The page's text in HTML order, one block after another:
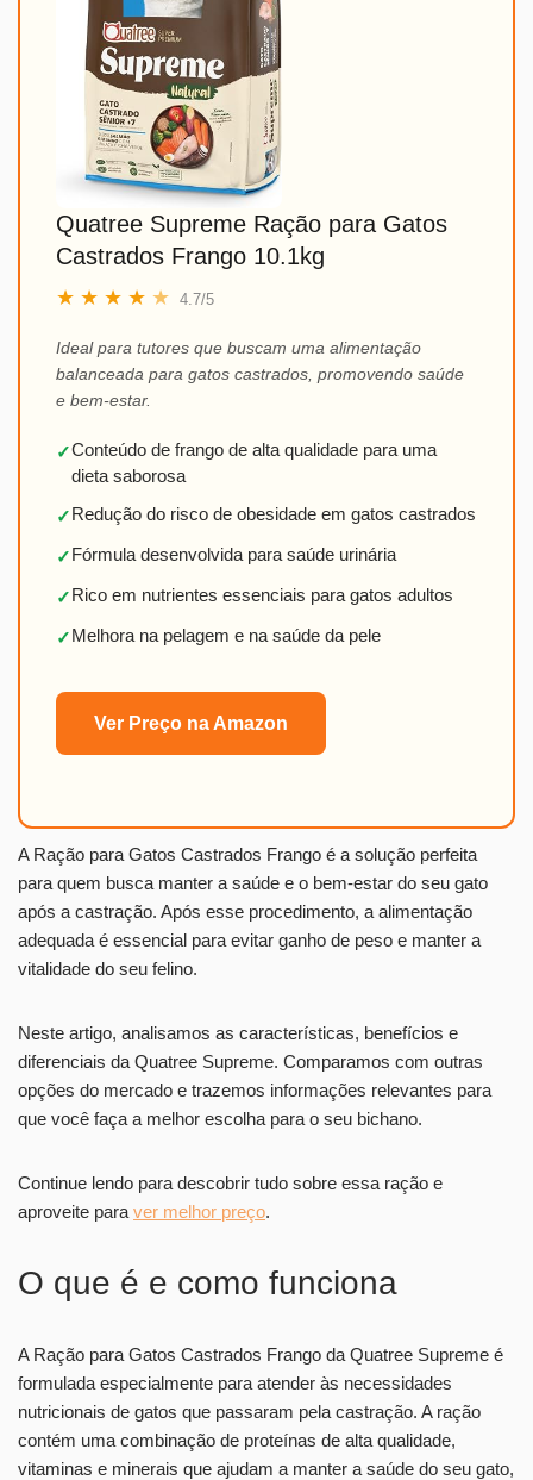
Quatree Supreme Ração para Gatos
Castrados Frango 10.1kg
★ ★ ★ ★ ★ 4.7/5
Ideal para tutores que buscam uma alimentação
balanceada para gatos castrados, promovendo saúde
e bem-estar.
✓Conteúdo de frango de alta qualidade para uma
dieta saborosa
✓Redução do risco de obesidade em gatos castrados
✓Fórmula desenvolvida para saúde urinária
✓Rico em nutrientes essenciais para gatos adultos
✓Melhora na pelagem e na saúde da pele
Ver Preço na Amazon
A Ração para Gatos Castrados Frango é a solução perfeita
para quem busca manter a saúde e o bem-estar do seu gato
após a castração. Após esse procedimento, a alimentação
adequada é essencial para evitar ganho de peso e manter a
vitalidade do seu felino.
Neste artigo, analisamos as características, benefícios e
diferenciais da Quatree Supreme. Comparamos com outras
opções do mercado e trazemos informações relevantes para
que você faça a melhor escolha para o seu bichano.
Continue lendo para descobrir tudo sobre essa ração e
aproveite para ver melhor preço.
O que é e como funciona
A Ração para Gatos Castrados Frango da Quatree Supreme é
formulada especialmente para atender às necessidades
nutricionais de gatos que passaram pela castração. A ração
contém uma combinação de proteínas de alta qualidade,
vitaminas e minerais que ajudam a manter a saúde do seu gato,